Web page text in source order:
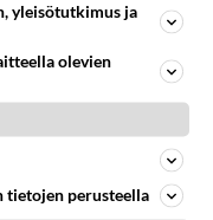
629
72
598
Kiteen Pallon superpesisjoukkue pelaa huumeiden vaikutuksen alaisena
77
574
yleisötutkimus ja
olevien
tietojen perusteella